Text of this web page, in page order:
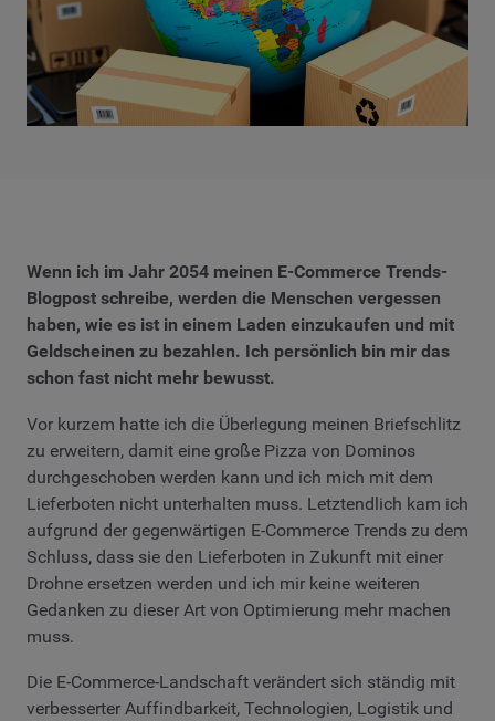
Wenn ich im Jahr 2054 meinen E-Commerce Trends-
Blogpost schreibe, werden die Menschen vergessen
haben, wie es ist in einem Laden einzukaufen und mit
Geldscheinen zu bezahlen. Ich persönlich bin mir das
schon fast nicht mehr bewusst.
Vor kurzem hatte ich die Überlegung meinen Briefschlitz
zu erweitern, damit eine große Pizza von Dominos
durchgeschoben werden kann und ich mich mit dem
Lieferboten nicht unterhalten muss. Letztendlich kam ich
aufgrund der gegenwärtigen E-Commerce Trends zu dem
Schluss, dass sie den Lieferboten in Zukunft mit einer
Drohne ersetzen werden und ich mir keine weiteren
Gedanken zu dieser Art von Optimierung mehr machen
muss.
Die E-Commerce-Landschaft verändert sich ständig mit
verbesserter Auffindbarkeit, Technologien, Logistik und